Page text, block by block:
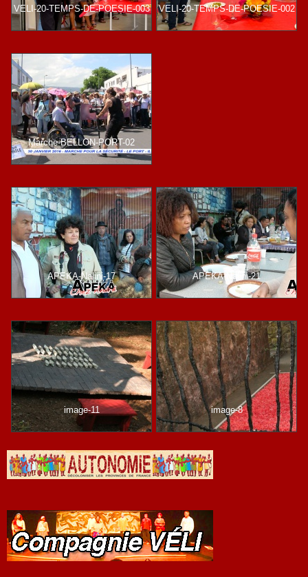
VELI-20-TEMPS-DE-POESIE-003 VELI-20-TEMPS-DE-POESIE-002
Marche-BELLON-PORT-02
APEKA-Nalini-17 APEKA-Nalini-21
image-11 image-8